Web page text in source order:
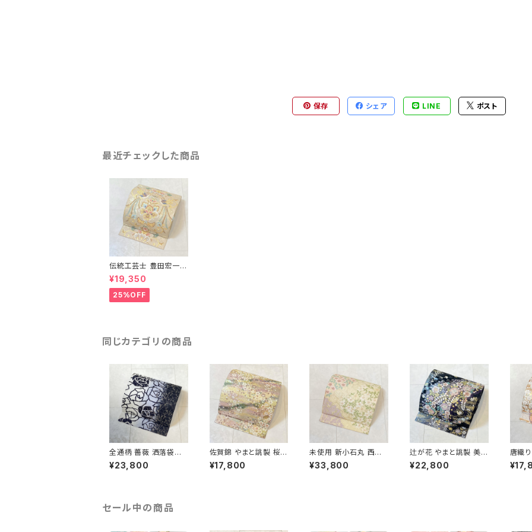
保存 シェア LINE ポスト
最近チェックした商品
伝統工芸士 豊田宏一
モール織 唐花 正絹 袋
帯 西陣織 金銀糸 ベー
ジュ ピンク 黄緑 680
¥19,350
25%OFF
同じカテゴリの商品
全通柄 薔薇 洒落袋帯
銀糸 長尺 正絹 白 黒
青紫 659
¥23,800
佐賀錦 やまと誂製 桜づ
くし 袋帯 正絹 金銀糸
ラメ ピンク 白 722
¥17,800
未使用 新小石丸 西陣
織 御印華唐織 花柄 袋
帯 正絹 金糸 白 クリー
¥33,800
辻が花 やまと誂製 美品
正絹 金糸 袋帯 黒 紺
紫 パステルカラー 702
¥22,800
唐織
正絹
色 紫
セール中の商品